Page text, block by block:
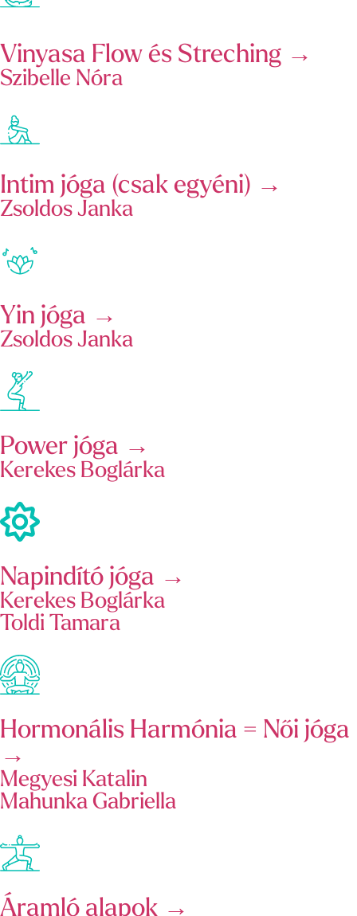
Vinyasa Flow és Streching →
Szibelle Nóra
Intim jóga (csak egyéni) →
Zsoldos Janka
Yin jóga →
Zsoldos Janka
Power jóga →
Kerekes Boglárka
Napindító jóga →
Kerekes Boglárka
Toldi Tamara
Hormonális Harmónia = Női jóga
→
Megyesi Katalin
Mahunka Gabriella
Áramló alapok →